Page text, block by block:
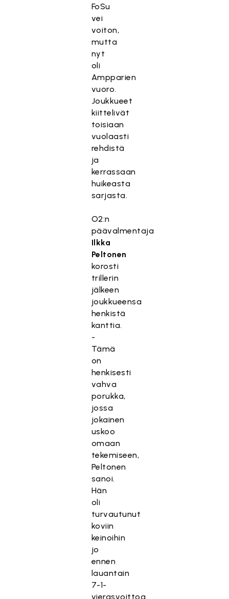
FoSu
vei
voiton,
mutta
nyt
oli
Ampparien
vuoro.
Joukkueet
kiittelivät
toisiaan
vuolaasti
rehdistä
ja
kerrassaan
huikeasta
sarjasta.
O2:n
päävalmentaja
Ilkka
Peltonen
korosti
trillerin
jälkeen
joukkueensa
henkistä
kanttia.
-
Tämä
on
henkisesti
vahva
porukka,
jossa
jokainen
uskoo
omaan
tekemiseen,
Peltonen
sanoi.
Hän
oli
turvautunut
koviin
keinoihin
jo
ennen
lauantain
7-1-
vierasvoittoa.